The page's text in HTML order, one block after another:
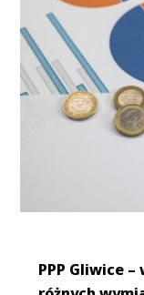
PPP Gliwice